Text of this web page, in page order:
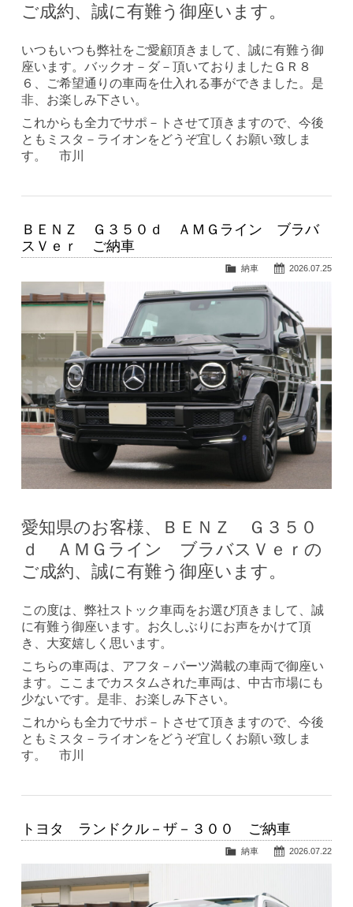
ご成約、誠に有難う御座います。
いつもいつも弊社をご愛顧頂きまして、誠に有難う御
座います。バックオ－ダ－頂いておりましたＧＲ８
６、ご希望通りの車両を仕入れる事ができました。是
非、お楽しみ下さい。
これからも全力でサポ－トさせて頂きますので、今後
ともミスタ－ライオンをどうぞ宜しくお願い致しま
す。 市川
ＢＥＮＺ Ｇ３５０ｄ ＡＭＧライン ブラバ
スＶｅｒ ご納車
2026.07.25
納車
愛知県のお客様、ＢＥＮＺ Ｇ３５０
ｄ ＡＭＧライン ブラバスＶｅｒの
ご成約、誠に有難う御座います。
この度は、弊社ストック車両をお選び頂きまして、誠
に有難う御座います。お久しぶりにお声をかけて頂
き、大変嬉しく思います。
こちらの車両は、アフタ－パーツ満載の車両で御座い
ます。ここまでカスタムされた車両は、中古市場にも
少ないです。是非、お楽しみ下さい。
これからも全力でサポ－トさせて頂きますので、今後
ともミスタ－ライオンをどうぞ宜しくお願い致しま
す。 市川
トヨタ ランドクル－ザ－３００ ご納車
2026.07.22
納車